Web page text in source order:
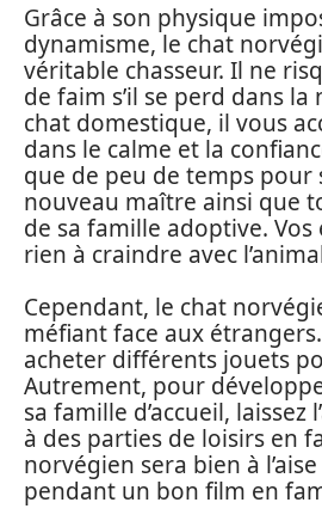
Grâce à son physique
dynamisme, le chat
véritable chasseur. Il ne
de faim s’il se perd dans
chat domestique, il vous
dans le calme et la
que de peu de temps pour
nouveau maître ainsi que
de sa famille adoptive. Vos
rien à craindre avec
Cependant, le chat
méfiant face aux étrangers.
acheter différents jouets
Autrement, pour
sa famille d’accueil, laissez
à des parties de loisirs en
norvégien sera bien à
pendant un bon film en